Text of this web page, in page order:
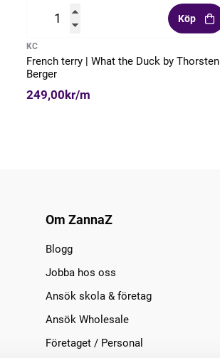
Köp
KC
French terry | What the Duck by Thorsten
Berger
249,00kr/m
Om ZannaZ
Blogg
Jobba hos oss
Ansök skola & företag
Ansök Wholesale
Företaget / Personal